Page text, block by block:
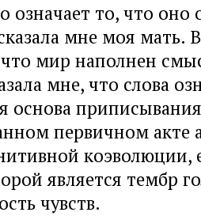
означает то, что оно
мне моя мать.
мир наполнен
мне, что слова
основа
первичном акте
коэволюции,
является тембр
чувств.